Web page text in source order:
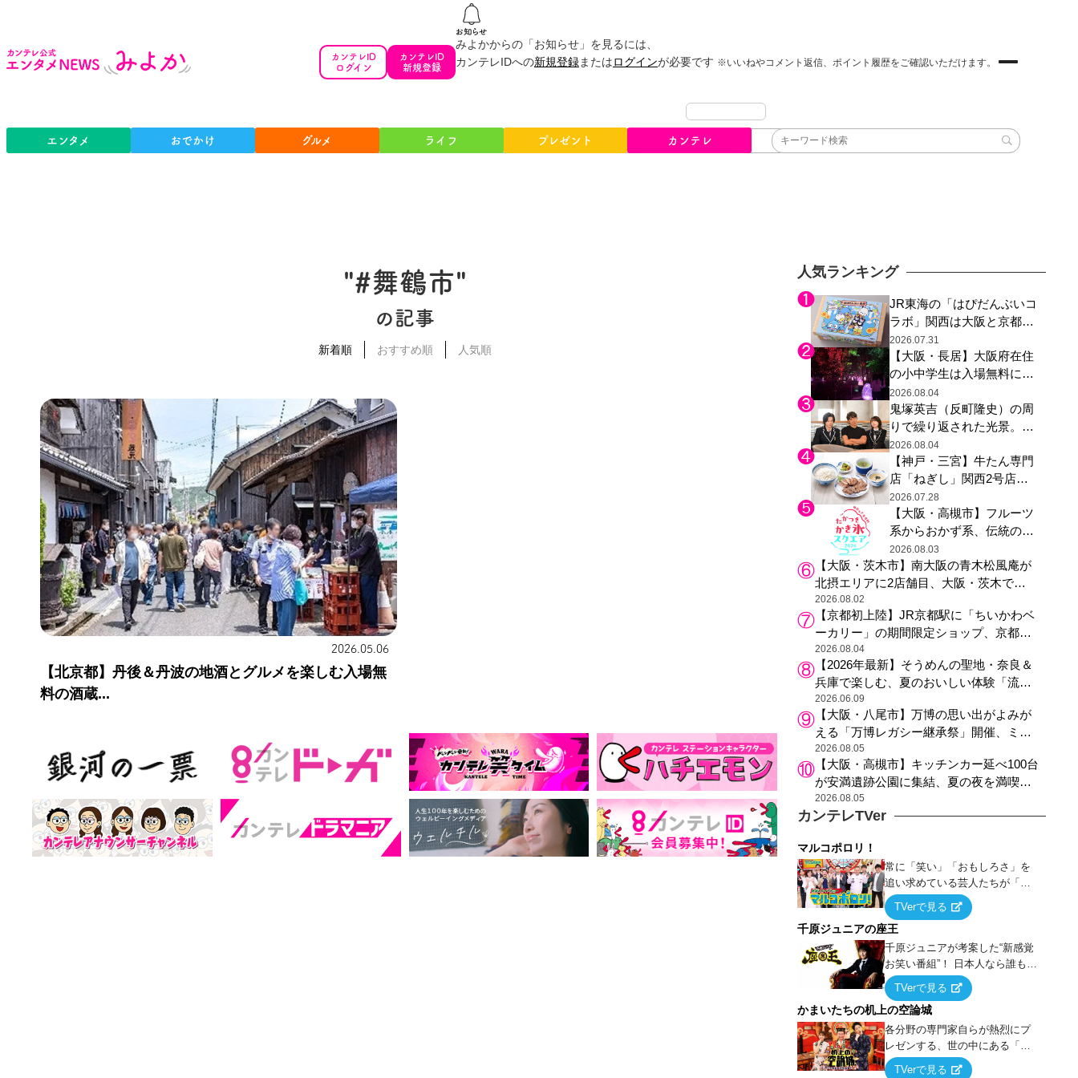
カンテレID
ログイン
カンテレID
新規登録
みよかからの「お知らせ」を見るには、
カンテレIDへの新規登録またはログインが必要です ※いいねやコメント返信、ポイント履歴をご確認いただけます。
エンタメ おでかけ グルメ ライフ プレゼント カンテレ
"#舞鶴市"
の記事
新着順 おすすめ順 人気順
2026.05.06
【北京都】丹後＆丹波の地酒とグルメを楽しむ入場無
料の酒蔵...
人気ランキング
JR東海の「はぴだんぶいコ
ラボ」関西は大阪と京都の
み、日焼けしたポチャッコ
らサンリオキャラが描かれ
た駅弁やグッズが登場
2026.07.31
【大阪・長居】大阪府在住
の小中学生は入場無料に、
チームラボが「夏休みの自
由研究の課題に」と「ボタ
ニカルガーデン 大阪」へ招
待
2026.08.04
鬼塚英吉（反町隆史）の周
りで繰り返された光景。ド
ラマ『GTO』第３話で光っ
た演出の巧みさ
2026.08.04
【神戸・三宮】牛たん専門
店「ねぎし」関西2号店が
登場、ファンら「8月が待
ち遠しい」と早くから注目
2026.07.28
【大阪・高槻市】フルーツ
系からおかず系、伝統の天
然氷まで人気店が集結、高
槻阪急スクエアで「かき
氷」祭り
2026.08.03
【大阪・茨木市】南大阪の青木松風庵が
北摂エリアに2店舗目、大阪・茨木で
も“焼きたて”の月化粧が食べられる
2026.08.02
【京都初上陸】JR京都駅に「ちいかわベ
ーカリー」の期間限定ショップ、京都の
銘菓“おたべ”との限定コラボも
2026.08.04
【2026年最新】そうめんの聖地・奈良＆
兵庫で楽しむ、夏のおいしい体験「流し
そうめん体験」おすすめ3選
2026.06.09
【大阪・八尾市】万博の思い出がよみが
える「万博レガシー継承祭」開催、ミャ
クミャク登場、大屋根リング木材展示も
2026.08.05
【大阪・高槻市】キッチンカー延べ100台
が安満遺跡公園に集結、夏の夜を満喫す
る4日間のグルメイベント
2026.08.05
カンテレTVer
マルコポロリ！
常に「笑い」「おもしろさ」を
追い求めている芸人たちが「芸
能界」という大海原に漕ぎ出で
て、新たなオモシロ人間を発掘
する！
TVerで見る
千原ジュニアの座王
千原ジュニアが考案した“新感覚
お笑い番組”！ 日本人なら誰もが
馴染みのある『イス取りゲー
ム』をベースに、大喜利・ギャ
グ・モノボケ・歌…など様々な
お題で芸人がショートネタを競
い合う！
TVerで見る
かまいたちの机上の空論城
各分野の専門家自らが熱烈にプ
レゼンする、世の中にある「試
したことはないが、やってみた
TVerで見る